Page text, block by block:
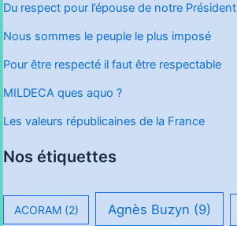
Du respect pour l’épouse de notre Président
Nous sommes le peuple le plus imposé
Pour être respecté il faut être respectable
MILDECA ques aquo ?
Les valeurs républicaines de la France
Nos étiquettes
ACORAM(2) Agnès Buzyn (9)